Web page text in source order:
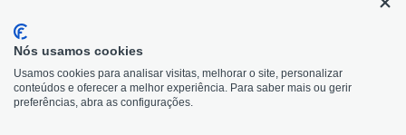
© 2026, Bildit. Todos os direitos reservados | Powered
by Toogas, with
Magento
Precisa de Ajuda?
Nós usamos cookies
Usamos cookies para analisar visitas, melhorar o site, personalizar
conteúdos e oferecer a melhor experiência. Para saber mais ou gerir
preferências, abra as configurações.